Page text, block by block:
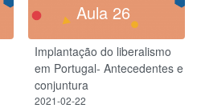
Aula 26
Implantação do liberalismo
em Portugal- Antecedentes e
conjuntura
2021-02-22